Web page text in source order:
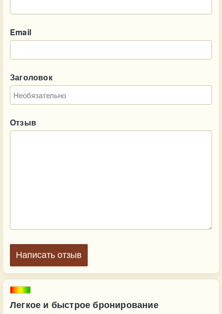
Легкое и быстрое бронирование
Email
Заголовок
Отзыв
Написать отзыв